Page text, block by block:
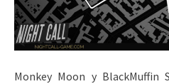
Monkey Moon y BlackMuffin